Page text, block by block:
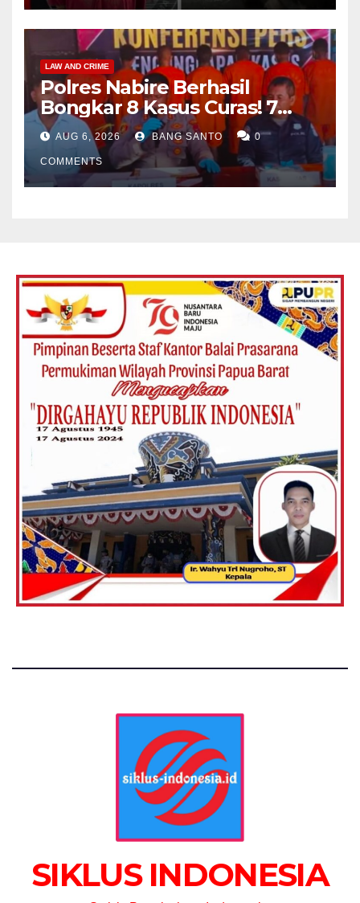
LAW AND CRIME
Polres Nabire Berhasil
Bongkar 8 Kasus Curas! 7
Pelaku Ditangkap, 62 Motor
Kembali Diamankan
AUG 6, 2026 BANG SANTO 0
COMMENTS
SIKLUS INDONESIA